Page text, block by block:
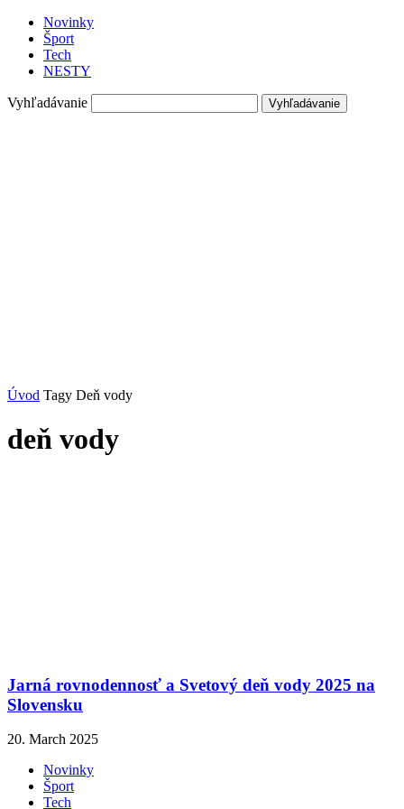
Novinky
Šport
Tech
NESTY
Vyhľadávanie
Úvod Tagy Deň vody
deň vody
Jarná rovnodennosť a Svetový deň vody 2025 na
Slovensku
20. March 2025
Novinky
Šport
Tech